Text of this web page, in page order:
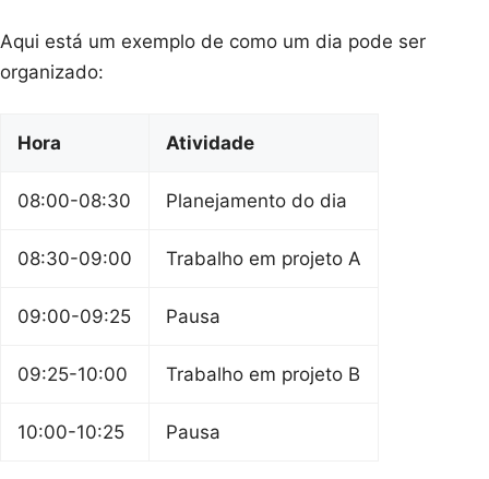
Aqui está um exemplo de como um dia pode ser
organizado:
Hora Atividade
08:00-08:30 Planejamento do dia
08:30-09:00 Trabalho em projeto A
09:00-09:25 Pausa
09:25-10:00 Trabalho em projeto B
10:00-10:25 Pausa